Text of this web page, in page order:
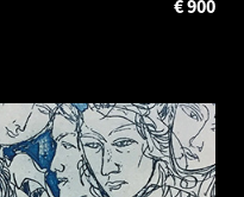
900
€